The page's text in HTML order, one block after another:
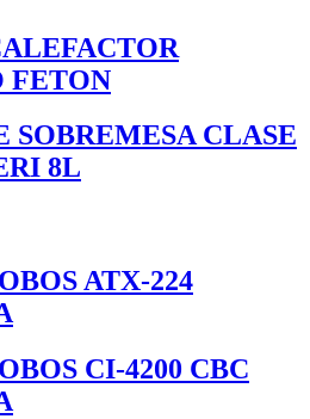
FETON
SOBREMESA CLASE
8L
ATX-224
CI-4200 CBC